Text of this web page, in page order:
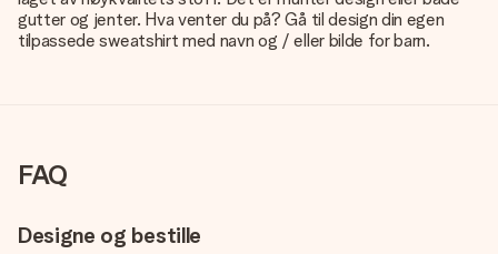
gutter og jenter. Hva venter du på? Gå til design din egen
tilpassede sweatshirt med navn og / eller bilde for barn.
FAQ
Designe og bestille